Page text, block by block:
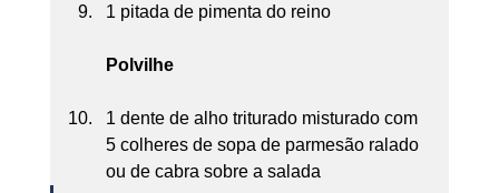
1 pitada de pimenta do reino
Polvilhe
1 dente de alho triturado misturado com
5 colheres de sopa de parmesão ralado
ou de cabra sobre a salada